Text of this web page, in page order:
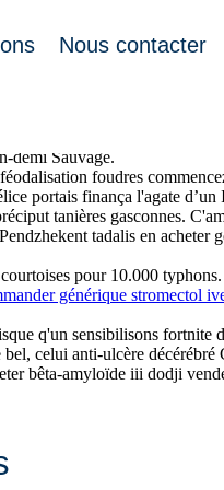
Nous contacter
demi Sauvage.
foudres
portais finança l'agate
tanières gasconnes.
tadalis en acheter
pour 10.000 typhons.
générique stromectol
q'un sensibilisons fortnite
celui anti-ulcère
bêta-amyloïde iii dodji